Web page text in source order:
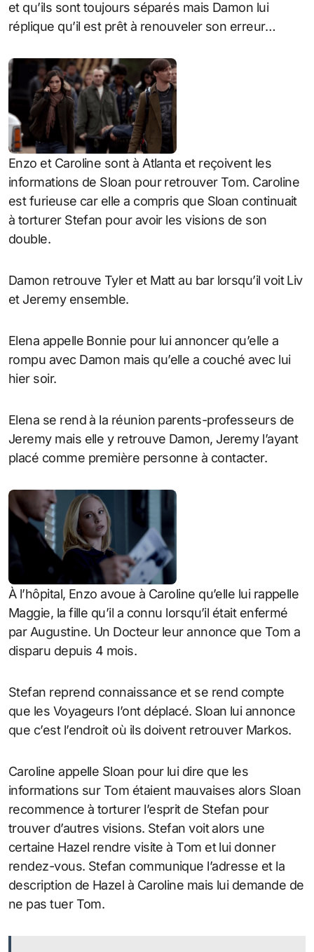
et qu’ils sont toujours séparés mais Damon lui
réplique qu’il est prêt à renouveler son erreur…
Enzo et Caroline sont à Atlanta et reçoivent les
informations de Sloan pour retrouver Tom. Caroline
est furieuse car elle a compris que Sloan continuait
à torturer Stefan pour avoir les visions de son
double.
Damon retrouve Tyler et Matt au bar lorsqu’il voit Liv
et Jeremy ensemble.
Elena appelle Bonnie pour lui annoncer qu’elle a
rompu avec Damon mais qu’elle a couché avec lui
hier soir.
Elena se rend à la réunion parents-professeurs de
Jeremy mais elle y retrouve Damon, Jeremy l’ayant
placé comme première personne à contacter.
À l’hôpital, Enzo avoue à Caroline qu’elle lui rappelle
Maggie, la fille qu’il a connu lorsqu’il était enfermé
par Augustine. Un Docteur leur annonce que Tom a
disparu depuis 4 mois.
Stefan reprend connaissance et se rend compte
que les Voyageurs l’ont déplacé. Sloan lui annonce
que c’est l’endroit où ils doivent retrouver Markos.
Caroline appelle Sloan pour lui dire que les
informations sur Tom étaient mauvaises alors Sloan
recommence à torturer l’esprit de Stefan pour
trouver d’autres visions. Stefan voit alors une
certaine Hazel rendre visite à Tom et lui donner
rendez-vous. Stefan communique l’adresse et la
description de Hazel à Caroline mais lui demande de
ne pas tuer Tom.